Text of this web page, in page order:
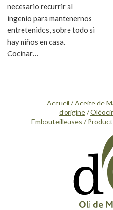
necesario recurrir al
ingenio para mantenernos
entretenidos, sobre todo si
hay niños en casa.
Cocinar…
Accueil /Aceite de
d’origine/
Embouteilleuses /